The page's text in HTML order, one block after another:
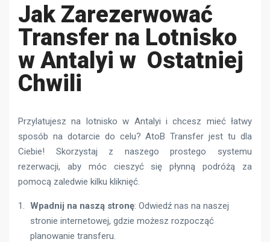
Jak Zarezerwować
Transfer na Lotnisko
w Antalyi w Ostatniej
Chwili
Przylatujesz na lotnisko w Antalyi i chcesz mieć łatwy
sposób na dotarcie do celu? AtoB Transfer jest tu dla
Ciebie! Skorzystaj z naszego prostego systemu
rezerwacji, aby móc cieszyć się płynną podróżą za
pomocą zaledwie kilku kliknięć.
Wpadnij na naszą stronę: Odwiedź nas na naszej
stronie internetowej, gdzie możesz rozpocząć
planowanie transferu.